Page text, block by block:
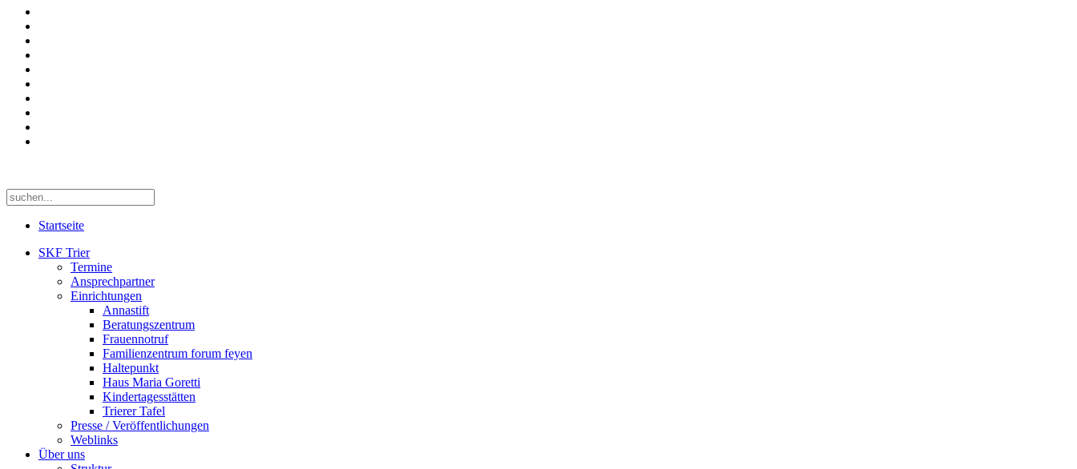
Startseite
SKF Trier
Termine
Ansprechpartner
Einrichtungen
Annastift
Beratungszentrum
Frauennotruf
Familienzentrum forum feyen
Haltepunkt
Haus Maria Goretti
Kindertagesstätten
Trierer Tafel
Presse / Veröffentlichungen
Weblinks
Über uns